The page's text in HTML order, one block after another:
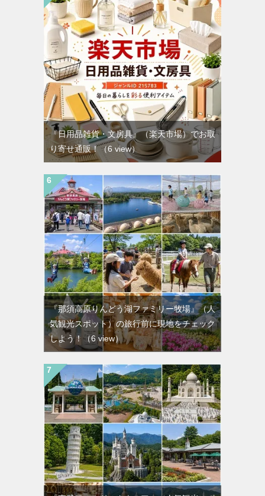
『日用品雑貨・文房具』（楽天市場）でお取
り寄せ通販！（6 view）
『那須高原りんどう湖ファミリー牧場』（人
気観光スポット）の旅行前に現地をチェック
しよう！（6 view）